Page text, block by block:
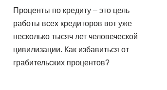
Проценты по кредиту – это цель
работы всех кредиторов вот уже
несколько тысяч лет человеческой
цивилизации. Как избавиться от
грабительских процентов?